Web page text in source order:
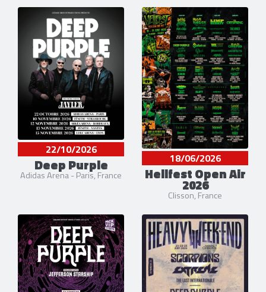
22/10/2026
Deep Purple
Adidas Arena - Paris, France
18/06/2026
Hellfest Open Air
2026
Clisson, France